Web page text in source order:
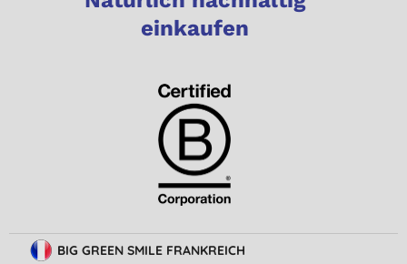
einkaufen
BIG GREEN SMILE FRANKREICH